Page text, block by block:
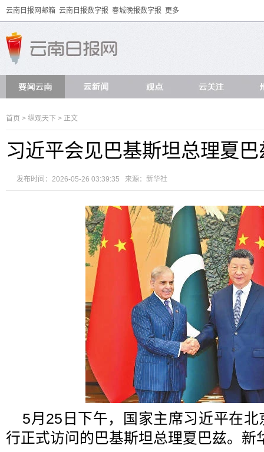
云南日报网邮箱 云南日报数字报 春城晚报数字报 更多
首页 > 纵观天下 > 正文
习近平会见巴基斯坦总理夏巴
发布时间：2026-05-26 03:39:35 来源： 新华社
5月25日下午，国家主席习近平在
行正式访问的巴基斯坦总理夏巴兹。新